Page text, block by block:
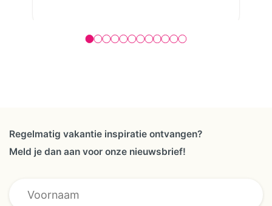
indrukwekkend 360° uitzicht
zijn om actief de natuur in te
trekken. Je verblijft zoals het bij
een sfeervol houten chalet of een
Regelmatig vakantie inspiratie ontvangen?
Meld je dan aan voor onze nieuwsbrief!